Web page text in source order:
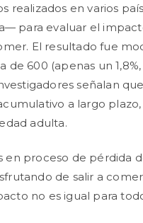
realizados en varios
para evaluar el
El resultado fue
600 (apenas un
señalan
a largo plazo,
adulta.
en proceso de pérdida
de salir a
no es igual para